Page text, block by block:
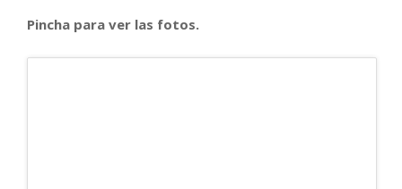
Pincha para ver las fotos.